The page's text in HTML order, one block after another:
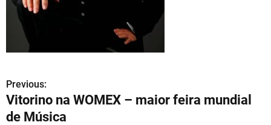
N
a
Previous:
Vitorino na WOMEX – maior feira mundial
de Música